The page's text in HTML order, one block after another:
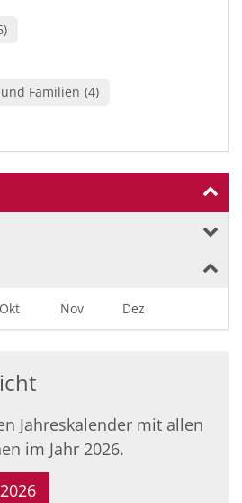
Familien 4
Okt Nov Dez
Jahreskalender mit allen
im Jahr 2026.